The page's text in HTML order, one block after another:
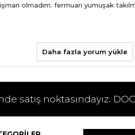
olmadım. fermuarı yumuşak
Daha fazla yorum yükle
satış noktasındayız.